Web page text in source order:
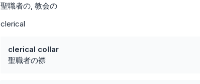
聖職者の 教会の
clerical
clerical collar
聖職者の襟